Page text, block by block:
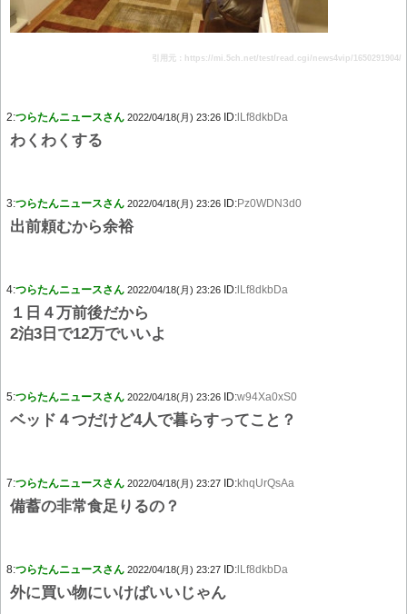
引用元：https://mi.5ch.net/test/read.cgi/news4vip/1650291904/
2:つらたんニュースさん 2022/04/18(月) 23:26 ID: lLf8dkbDa
わくわくする
3:つらたんニュースさん 2022/04/18(月) 23:26 ID:Pz0WDN3d0
出前頼むから余裕
4:つらたんニュースさん 2022/04/18(月) 23:26 ID: lLf8dkbDa
１日４万前後だから
2泊3日で12万でいいよ
5:つらたんニュースさん 2022/04/18(月) 23:26 ID:w94Xa0xS0
ベッド４つだけど4人で暮らすってこと？
7:つらたんニュースさん 2022/04/18(月) 23:27 ID:khqUrQsAa
備蓄の非常食足りるの？
8:つらたんニュースさん 2022/04/18(月) 23:27 ID: lLf8dkbDa
外に買い物にいけばいいじゃん